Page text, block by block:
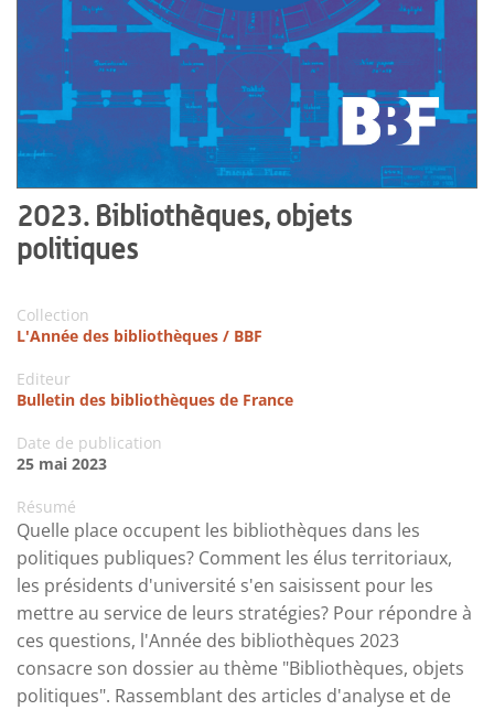
2023. Bibliothèques, objets
politiques
Collection
L'Année des bibliothèques / BBF
Editeur
Bulletin des bibliothèques de France
Date de publication
25 mai 2023
Résumé
Quelle place occupent les bibliothèques dans les
politiques publiques? Comment les élus territoriaux,
les présidents d'université s'en saisissent pour les
mettre au service de leurs stratégies? Pour répondre à
ces questions, l'Année des bibliothèques 2023
consacre son dossier au thème "Bibliothèques, objets
politiques". Rassemblant des articles d'analyse et de